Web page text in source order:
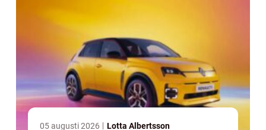
05 augusti 2026 Lotta Albertsson